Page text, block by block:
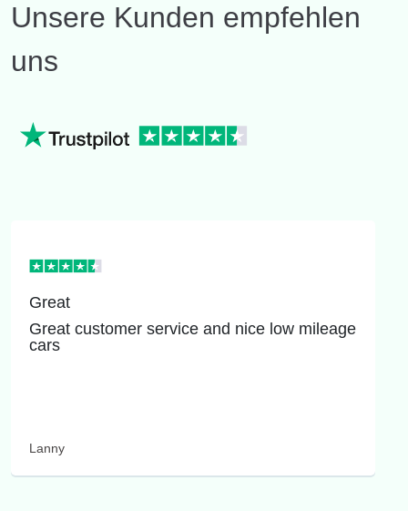
Unsere Kunden empfehlen
uns
Great
Great customer service and nice low mileage
cars
Lanny